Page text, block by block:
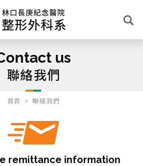
聯絡我們
us
首頁 聯絡我們
remittance information